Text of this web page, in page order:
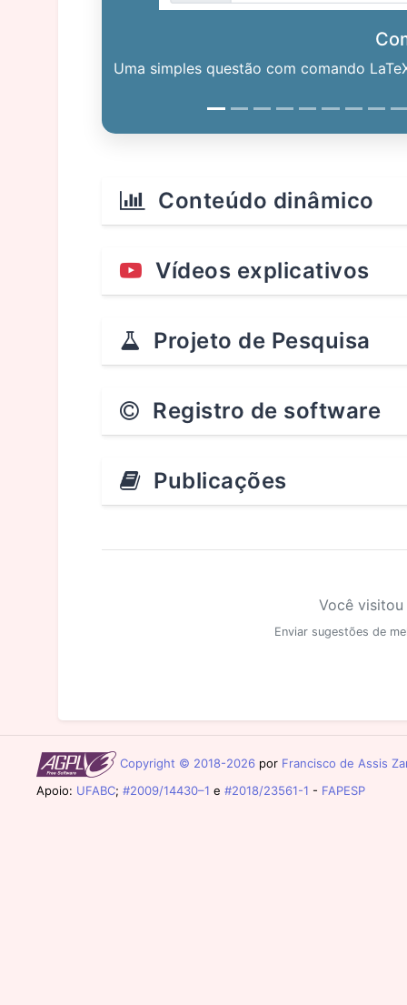
Uma simples questão com comando
Conteúdo dinâmico
Vídeos explicativos
Projeto de Pesquisa
Registro de software
Publicações
Você
Enviar sugestões de
Copyright © 2018-2026 por Francisco de Assis
Apoio: UFABC; #2009/14430–1 e #2018/23561-1 - FAPESP